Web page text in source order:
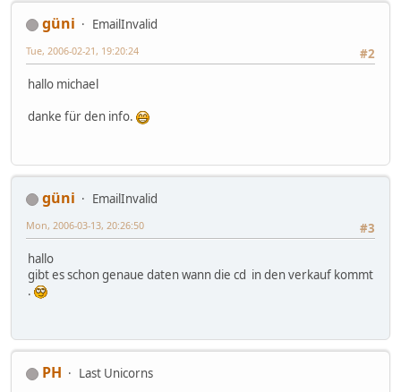
güni
EmailInvalid
#2
Tue, 2006-02-21, 19:20:24
hallo michael
danke für den info.
güni
EmailInvalid
#3
Mon, 2006-03-13, 20:26:50
hallo
gibt es schon genaue daten wann die cd in den verkauf kommt
.
PH
Last Unicorns